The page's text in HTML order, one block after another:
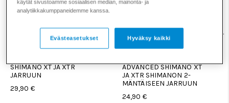
SHIMANO XT JA XTR
JARRUUN
29,90 €
ADVANCED SHIMANO XT
JA XTR SHIMANON 2-
MÄNTÄISEEN JARRUUN
24,90 €
käytät sivustoamme sosiaalisen median, mainonta- ja
analytiikkakumppaneidemme kanssa.
Hyväksy kaikki
Evästeasetukset